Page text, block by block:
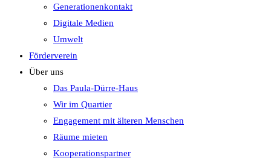
Generationenkontakt
Digitale Medien
Umwelt
Förderverein
Über uns
Das Paula-Dürre-Haus
Wir im Quartier
Engagement mit älteren Menschen
Räume mieten
Kooperationspartner